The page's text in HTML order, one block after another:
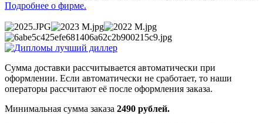
Подробнее о фирме.
Сумма доставки рассчитывается автоматически при
оформлении. Если автоматически не сработает, то наши
операторы рассчитают её после оформления заказа.
Минимальная сумма заказа 2490 рублей.